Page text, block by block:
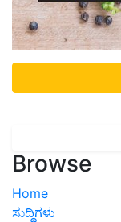
Browse
Home
ಸುದ್ದಿಗಳು